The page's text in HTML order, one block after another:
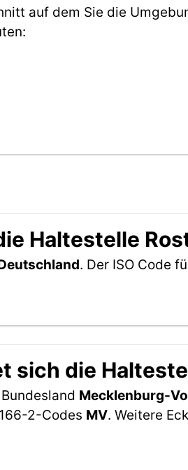
auf dem Sie die
Haltestelle
. Der ISO Code
sich die
Mecklenburg-
2-Codes MV. Weitere